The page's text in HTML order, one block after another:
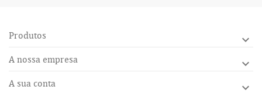
Produtos 
A nossa empresa 
A sua conta 